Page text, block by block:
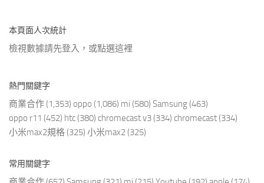
本頁面人次統計
檢視數據請先登入，或點選這裡
熱門關鍵字
商業合作 (1,353) oppo (1,086) mi (580) Samsung (463)
oppo r11 (452) htc (380) chromecast v3 (334) chromecast (334)
小米max2規格 (325) 小米max2 (325)
常用關鍵字